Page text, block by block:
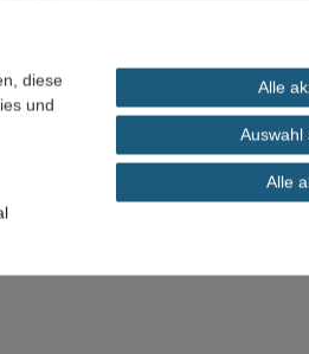
diese
und
Alle
Auswahl
Alle